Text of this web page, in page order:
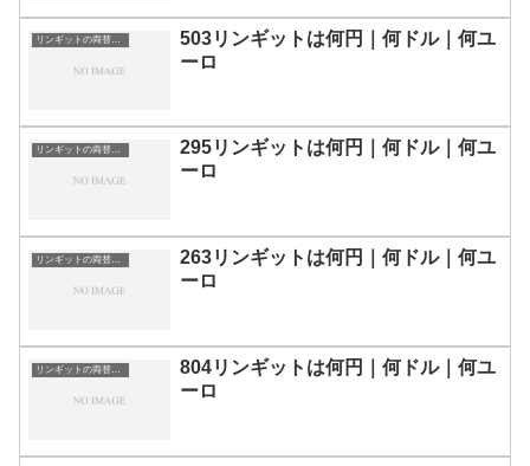
リンギットの両替目安
503リンギットは何円｜何ドル｜何ユ
ーロ
リンギットの両替目安
295リンギットは何円｜何ドル｜何ユ
ーロ
リンギットの両替目安
263リンギットは何円｜何ドル｜何ユ
ーロ
リンギットの両替目安
804リンギットは何円｜何ドル｜何ユ
ーロ